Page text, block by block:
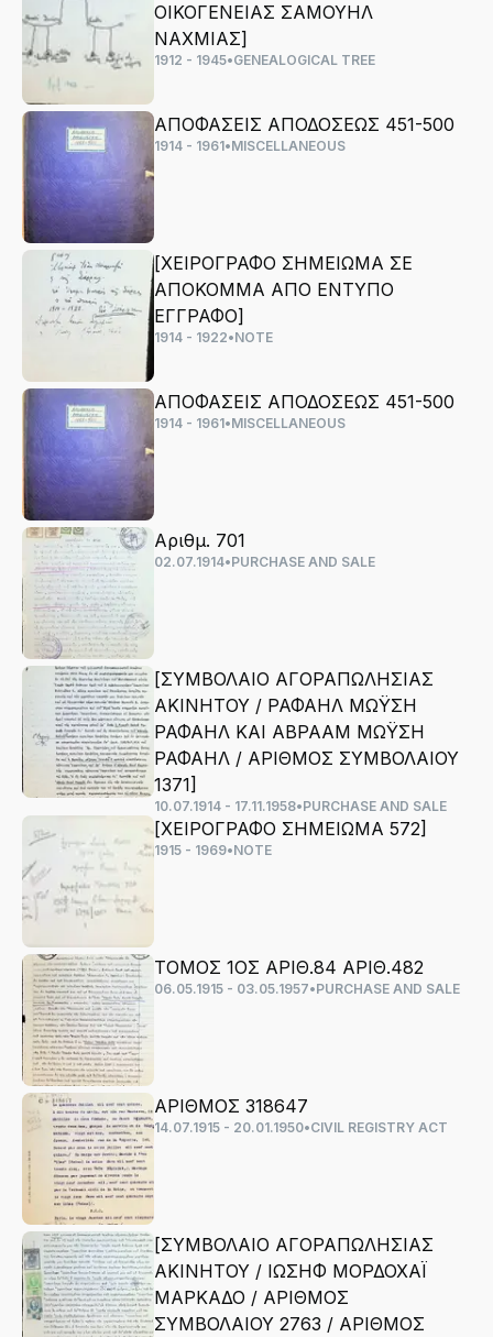
ΟΙΚΟΓΕΝΕΙΑΣ ΣΑΜΟΥΗΛ
ΝΑΧΜΙΑΣ]
1912 - 1945•GENEALOGICAL TREE
ΑΠΟΦΑΣΕΙΣ ΑΠΟΔΟΣΕΩΣ 451-500
1914 - 1961•MISCELLANEOUS
[ΧΕΙΡΟΓΡΑΦΟ ΣΗΜΕΙΩΜΑ ΣΕ
ΑΠΟΚΟΜΜΑ ΑΠΟ ΕΝΤΥΠΟ
ΕΓΓΡΑΦΟ]
1914 - 1922•NOTE
ΑΠΟΦΑΣΕΙΣ ΑΠΟΔΟΣΕΩΣ 451-500
1914 - 1961•MISCELLANEOUS
Αριθμ. 701
02.07.1914•PURCHASE AND SALE
[ΣΥΜΒΟΛΑΙΟ ΑΓΟΡΑΠΩΛΗΣΙΑΣ
ΑΚΙΝΗΤΟΥ / ΡΑΦΑΗΛ ΜΩΫΣΗ
ΡΑΦΑΗΛ ΚΑΙ ΑΒΡΑΑΜ ΜΩΫΣΗ
ΡΑΦΑΗΛ / ΑΡΙΘΜΟΣ ΣΥΜΒΟΛΑΙΟΥ
1371]
10.07.1914 - 17.11.1958•PURCHASE AND SALE
[ΧΕΙΡΟΓΡΑΦΟ ΣΗΜΕΙΩΜΑ 572]
1915 - 1969•NOTE
ΤΟΜΟΣ 1ΟΣ ΑΡΙΘ.84 ΑΡΙΘ.482
06.05.1915 - 03.05.1957•PURCHASE AND SALE
ΑΡΙΘΜΟΣ 318647
14.07.1915 - 20.01.1950•CIVIL REGISTRY ACT
[ΣΥΜΒΟΛΑΙΟ ΑΓΟΡΑΠΩΛΗΣΙΑΣ
ΑΚΙΝΗΤΟΥ / ΙΩΣΗΦ ΜΟΡΔΟΧΑΪ
ΜΑΡΚΑΔΟ / ΑΡΙΘΜΟΣ
ΣΥΜΒΟΛΑΙΟΥ 2763 / ΑΡΙΘΜΟΣ